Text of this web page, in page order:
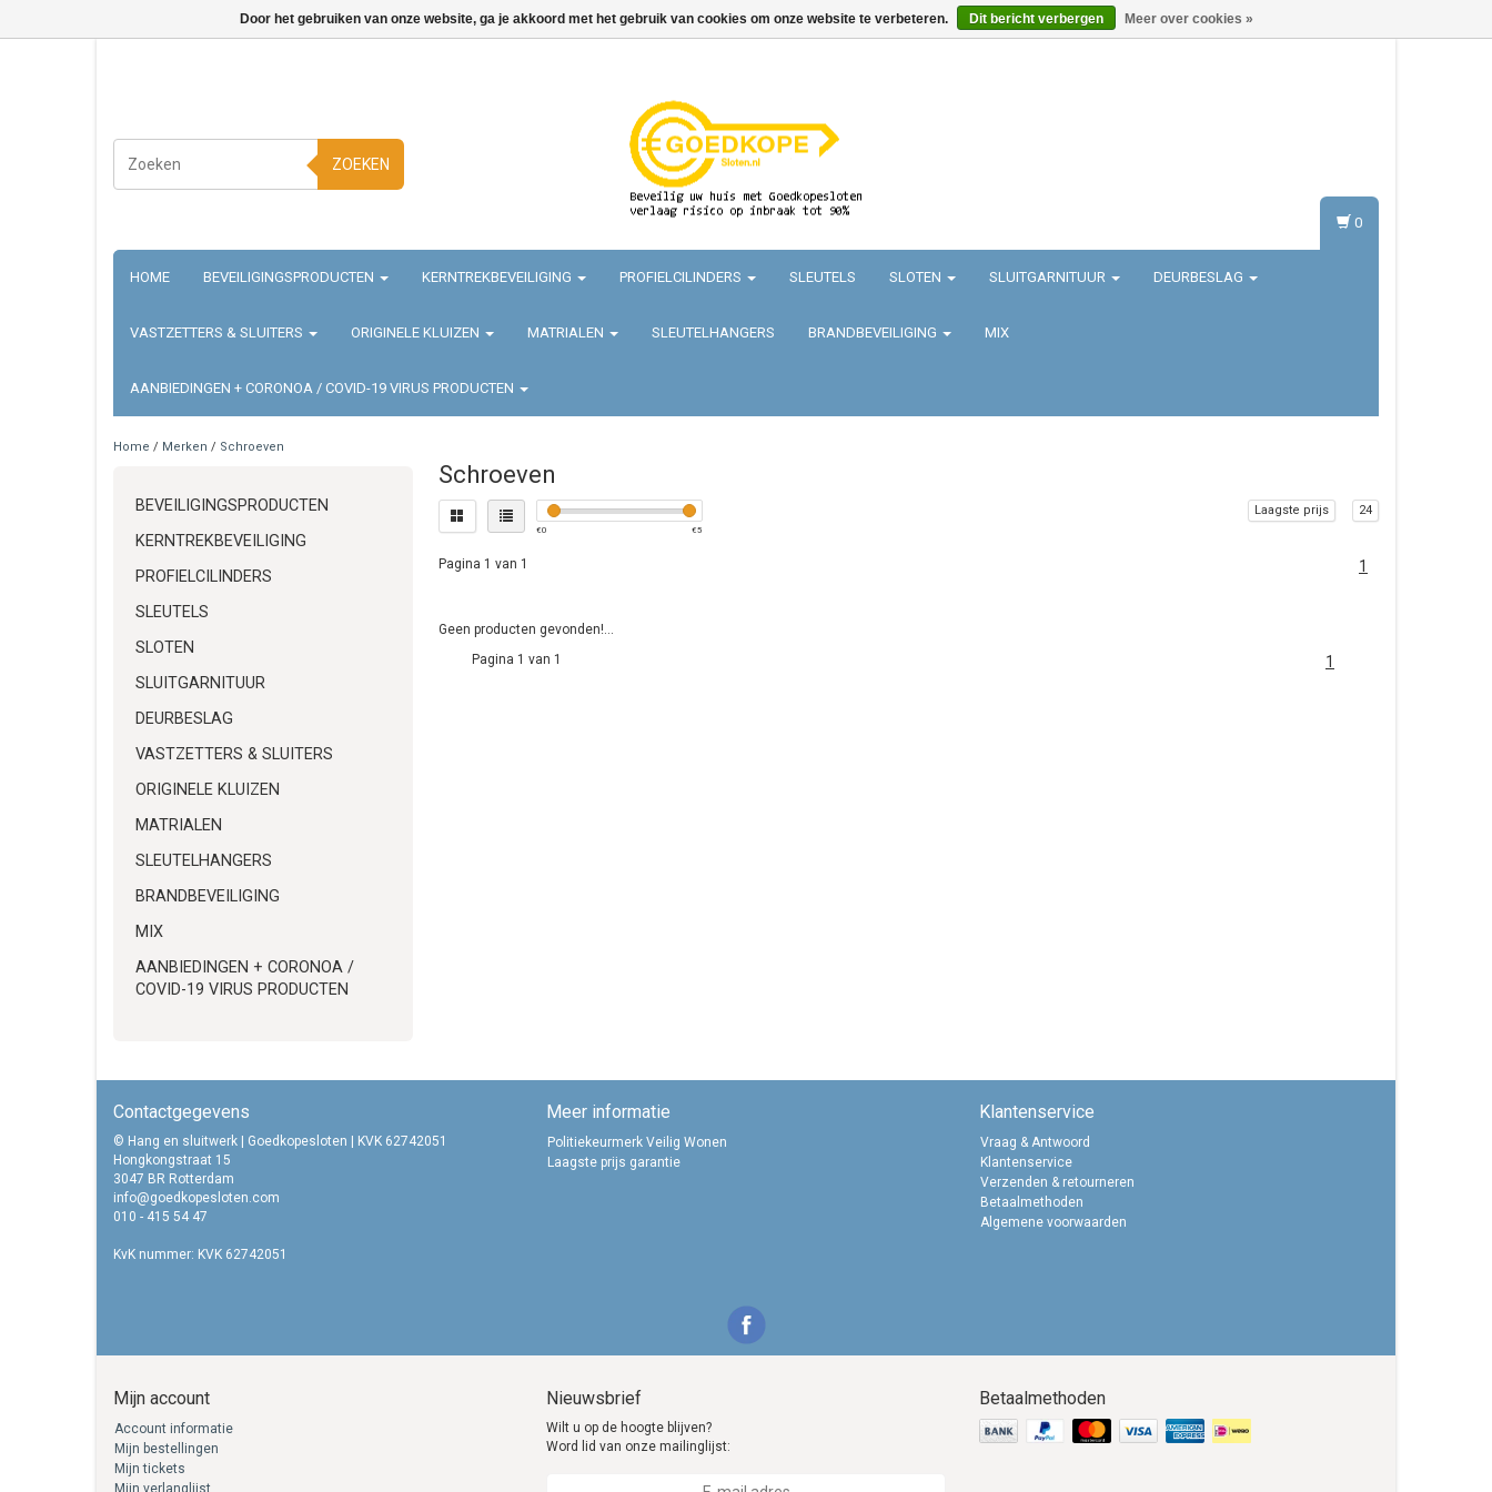
ZOEKEN
HOME BEVEILIGINGSPRODUCTEN KERNTREKBEVEILIGING PROFIELCILINDERS SLEUTELS SLOTEN SLUITGARNITUUR DEURBESLAG
VASTZETTERS & SLUITERS ORIGINELE KLUIZEN MATRIALEN SLEUTELHANGERS BRANDBEVEILIGING MIX
AANBIEDINGEN + CORONOA / COVID-19 VIRUS PRODUCTEN
0
Home / Merken / Schroeven
BEVEILIGINGSPRODUCTEN
KERNTREKBEVEILIGING
PROFIELCILINDERS
SLEUTELS
SLOTEN
SLUITGARNITUUR
DEURBESLAG
VASTZETTERS & SLUITERS
ORIGINELE KLUIZEN
MATRIALEN
SLEUTELHANGERS
BRANDBEVEILIGING
MIX
AANBIEDINGEN + CORONOA /
COVID-19 VIRUS PRODUCTEN
Schroeven
€0 €5
Laagste prijs 24
Pagina 1 van 1 1
Geen producten gevonden!...
Pagina 1 van 1
1
Contactgegevens
© Hang en sluitwerk | Goedkopesloten | KVK 62742051
Hongkongstraat 15
3047 BR Rotterdam
info@goedkopesloten.com
010 - 415 54 47
KvK nummer: KVK 62742051
Meer informatie
Politiekeurmerk Veilig Wonen
Laagste prijs garantie
Klantenservice
Vraag & Antwoord
Klantenservice
Verzenden & retourneren
Betaalmethoden
Algemene voorwaarden
Mijn account
Account informatie
Mijn bestellingen
Mijn tickets
Mijn verlanglijst
Nieuwsbrief
Wilt u op de hoogte blijven?
Word lid van onze mailinglijst:
Betaalmethoden
Door het gebruiken van onze website, ga je akkoord met het gebruik van cookies om onze website te verbeteren. Dit bericht verbergen Meer over cookies »